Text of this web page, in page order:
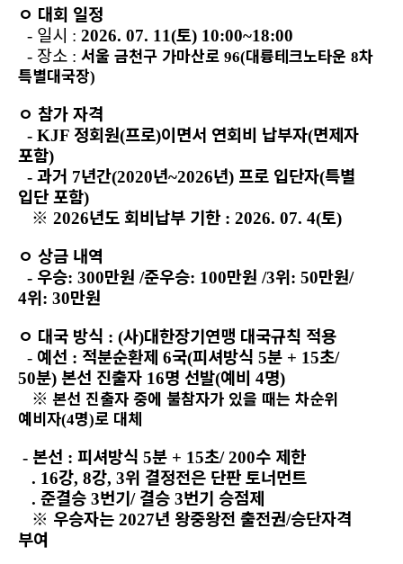
ㅇ 대회 일정
- 일시 : 2026. 07. 11(토) 10:00~18:00
- 장소 : 서울 금천구 가마산로 96(대륭테크노타운 8차
특별대국장)
ㅇ 참가 자격
- KJF 정회원(프로)이면서 연회비 납부자(면제자
포함)
- 과거 7년간(2020년~2026년) 프로 입단자(특별
입단 포함)
※ 2026년도 회비납부 기한 : 2026. 07. 4(토)
ㅇ 상금 내역
- 우승: 300만원 /준우승: 100만원 /3위: 50만원/
4위: 30만원
ㅇ 대국 방식 : (사)대한장기연맹 대국규칙 적용
- 예선 : 적분순환제 6국(피셔방식 5분 + 15초/
50분) 본선 진출자 16명 선발(예비 4명)
※ 본선 진출자 중에 불참자가 있을 때는 차순위
예비자(4명)로 대체
- 본선 : 피셔방식 5분 + 15초/ 200수 제한
. 16강, 8강, 3위 결정전은 단판 토너먼트
. 준결승 3번기/ 결승 3번기 승점제
※ 우승자는 2027년 왕중왕전 출전권/승단자격
부여